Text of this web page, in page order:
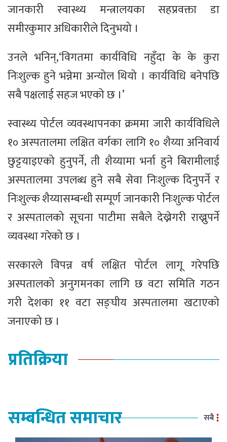
जानकारी स्वास्थ्य मन्त्रालयका सहप्रवक्ता डा
समीरकुमार अधिकारीले दिनुभयो ।
उनले भनिन्,‘विगतमा कार्यविधि नहुँदा के के कुरा
निःशुल्क हुने भन्नेमा अन्योल थियो । कार्यविधि बनेपछि
सबै पक्षलाई सहज भएको छ ।’
स्वास्थ्य पोर्टल व्यवस्थापनका क्रममा जारी कार्यविधिले
१० अस्पतालमा लक्षित वर्गका लागि १० शैय्या अनिवार्य
छुट्टयाइएको हुनुपर्ने, ती शैय्यामा भर्ना हुने बिरामीलाई
अस्पतालमा उपलब्ध हुने सबै सेवा निःशुल्क दिनुपर्ने र
निःशुल्क शैय्यासम्बन्धी सम्पूर्ण जानकारी निःशुल्क पोर्टल
र अस्पतालको सूचना पाटीमा सबैले देख्नेगरी राख्नुपर्ने
व्यवस्था गरेको छ ।
सरकारले विपन्न वर्ष लक्षित पोर्टल लागू गरेपछि
अस्पतालको अनुगमनका लागि छ वटा समिति गठन
गरी देशका ११ वटा सङ्घीय अस्पतालमा खटाएको
जनाएको छ ।
प्रतिक्रिया
सम्बन्धित समाचार सबै